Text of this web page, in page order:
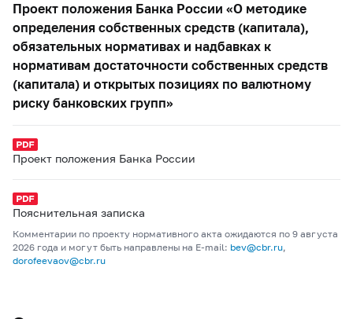
Проект положения Банка России «О методике
определения собственных средств (капитала),
обязательных нормативах и надбавках к
нормативам достаточности собственных средств
(капитала) и открытых позициях по валютному
риску банковских групп»
Проект положения Банка России
Пояснительная записка
Комментарии по проекту нормативного акта ожидаются по 9 августа
2026 года и могут быть направлены на E-mail: bev@cbr.ru,
dorofeevaov@cbr.ru